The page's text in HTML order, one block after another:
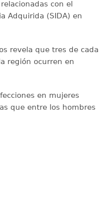
con el
Adquirida (SIDA) en
revela que tres de cada
región ocurren en
en mujeres
que entre los hombres